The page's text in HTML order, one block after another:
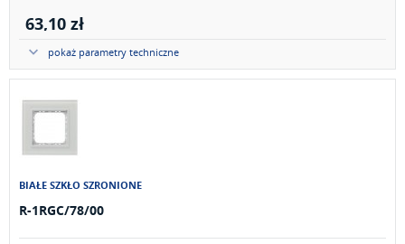
63,10 zł
pokaż parametry techniczne
BIAŁE SZKŁO SZRONIONE
R-1RGC/78/00